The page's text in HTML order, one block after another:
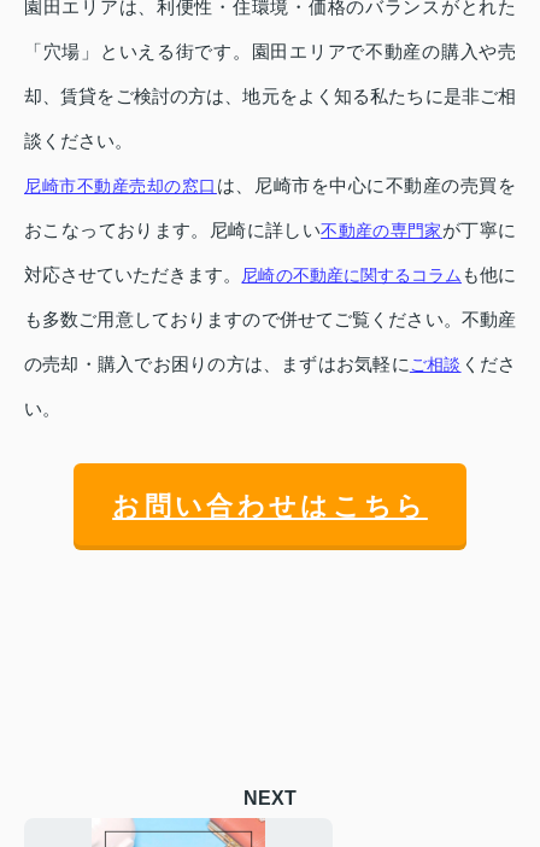
園田エリアは、利便性・住環境・価格のバランスがとれた
「穴場」といえる街です。園田エリアで不動産の購入や売
却、賃貸をご検討の方は、地元をよく知る私たちに是非ご相
談ください。
尼崎市不動産売却の窓口 は、尼崎市を中心に不動産の売買を
おこなっております。尼崎に詳しい不動産の専門家が丁寧に
対応させていただきます。 尼崎の不動産に関するコラム も他に
も多数ご用意しておりますので併せてご覧ください。不動産
の売却・購入でお困りの方は、まずはお気軽に ご相談 くださ
い。
お問い合わせはこちら
NEXT